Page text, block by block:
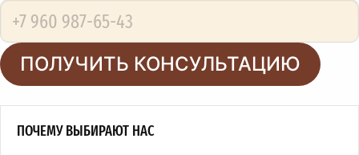
ПОЛУЧИТЬ КОНСУЛЬТАЦИЮ
ПОЧЕМУ ВЫБИРАЮТ НАС